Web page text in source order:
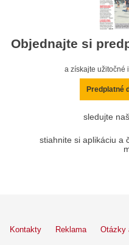
Objednajte si
a získajte užitočné
Predplatné
sledujte
stiahnite si aplikáciu a
Kontakty Reklama Otázky